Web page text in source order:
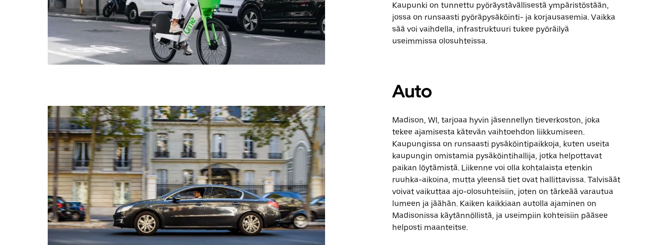
Kaupunki on tunnettu pyöräystävällisestä ympäristöstään,
jossa on runsaasti pyöräpysäköinti- ja korjausasemia. Vaikka
sää voi vaihdella, infrastruktuuri tukee pyöräilyä
useimmissa olosuhteissa.
Auto
Madison, WI, tarjoaa hyvin jäsennellyn tieverkoston, joka
tekee ajamisesta kätevän vaihtoehdon liikkumiseen.
Kaupungissa on runsaasti pysäköintipaikkoja, kuten useita
kaupungin omistamia pysäköintihallija, jotka helpottavat
paikan löytämistä. Liikenne voi olla kohtalaista etenkin
ruuhka-aikoina, mutta yleensä tiet ovat hallittavissa. Talvisäät
voivat vaikuttaa ajo-olosuhteisiin, joten on tärkeää varautua
lumeen ja jäähän. Kaiken kaikkiaan autolla ajaminen on
Madisonissa käytännöllistä, ja useimpiin kohteisiin pääsee
helposti maanteitse.